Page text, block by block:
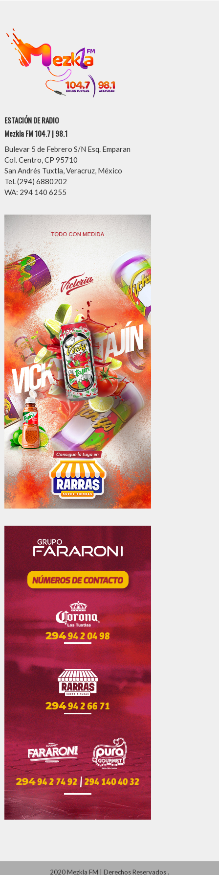
ESTACIÓN DE RADIO
Mezkla FM 104.7 | 98.1
Bulevar 5 de Febrero S/N Esq. Emparan
Col. Centro, CP 95710
San Andrés Tuxtla, Veracruz, México
Tel. (294) 6880202
WA: 294 140 6255
2020 Mezkla FM Derechos Reservados.